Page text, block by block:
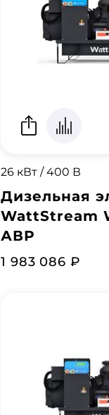
26 кВт / 400 В
Дизельная
WattStream
АВР
1 983 086 ₽